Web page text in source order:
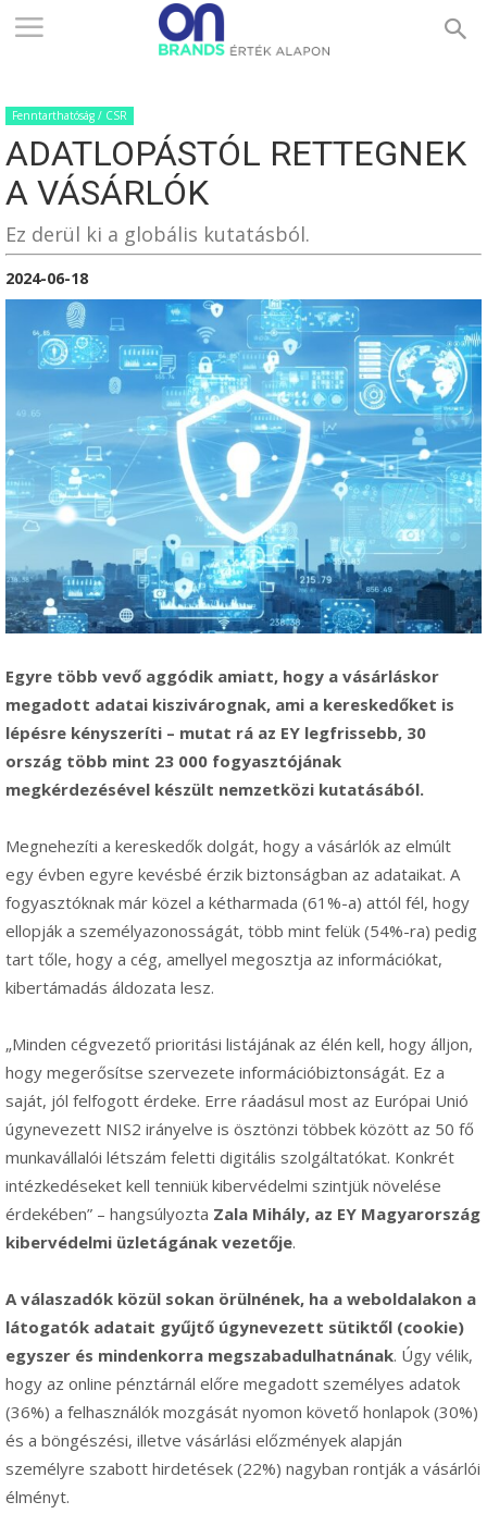
ONBRANDS
–
ALAPON
Fenntarthatóság / CSR
ADATLOPÁSTÓL RETTEGNEK
A VÁSÁRLÓK
Ez derül ki a globális kutatásból.
2024-06-18
Egyre több vevő aggódik amiatt, hogy a vásárláskor
megadott adatai kiszivárognak, ami a kereskedőket is
lépésre kényszeríti – mutat rá az EY legfrissebb, 30
ország több mint 23 000 fogyasztójának
megkérdezésével készült nemzetközi kutatásából.
Megnehezíti a kereskedők dolgát, hogy a vásárlók az elmúlt
egy évben egyre kevésbé érzik biztonságban az adataikat. A
fogyasztóknak már közel a kétharmada (61%-a) attól fél, hogy
ellopják a személyazonosságát, több mint felük (54%-ra) pedig
tart tőle, hogy a cég, amellyel megosztja az információkat,
kibertámadás áldozata lesz.
„Minden cégvezető prioritási listájának az élén kell, hogy álljon,
hogy megerősítse szervezete információbiztonságát. Ez a
saját, jól felfogott érdeke. Erre ráadásul most az Európai Unió
úgynevezett NIS2 irányelve is ösztönzi többek között az 50 fő
munkavállalói létszám feletti digitális szolgáltatókat. Konkrét
intézkedéseket kell tenniük kibervédelmi szintjük növelése
érdekében” – hangsúlyozta Zala Mihály, az EY Magyarország
kibervédelmi üzletágának vezetője.
A válaszadók közül sokan örülnének, ha a weboldalakon a
látogatók adatait gyűjtő úgynevezett sütiktől (cookie)
egyszer és mindenkorra megszabadulhatnának. Úgy vélik,
hogy az online pénztárnál előre megadott személyes adatok
(36%) a felhasználók mozgását nyomon követő honlapok (30%)
és a böngészési, illetve vásárlási előzmények alapján
személyre szabott hirdetések (22%) nagyban rontják a vásárlói
élményt.